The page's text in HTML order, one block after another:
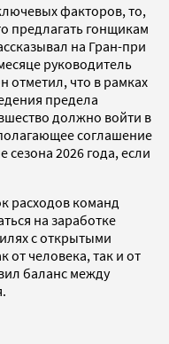
факторов, то,
предлагать гонщикам
на Гран-при
руководитель
отметил, что в рамках
предела
должно войти в
соглашение
сезона 2026 года, если
расходов команд
на заработке
с открытыми
от человека, так и от
баланс между